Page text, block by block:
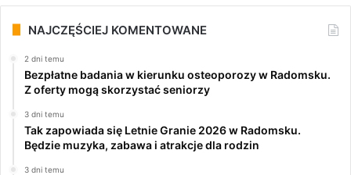
NAJCZĘŚCIEJ KOMENTOWANE
2 dni temu
Bezpłatne badania w kierunku osteoporozy w Radomsku.
Z oferty mogą skorzystać seniorzy
3 dni temu
Tak zapowiada się Letnie Granie 2026 w Radomsku.
Będzie muzyka, zabawa i atrakcje dla rodzin
3 dni temu